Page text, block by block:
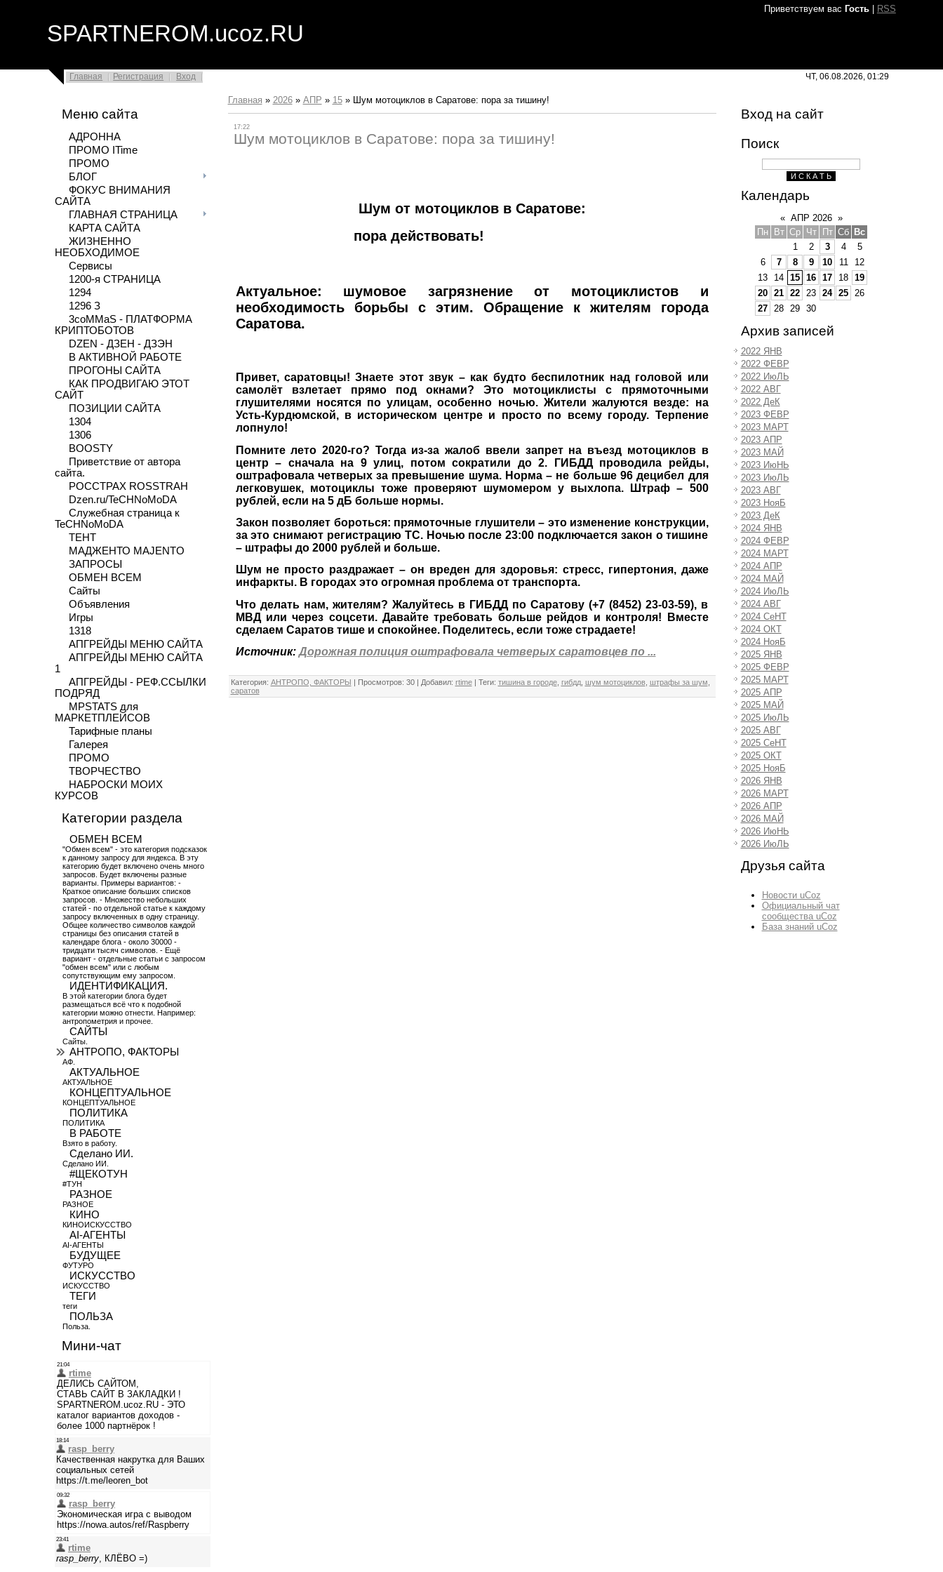
Приветствуем вас Гость| RSS
SPARTNEROM.ucoz.RU
Главная Регистрация Вход ЧТ, 06.08.2026, 01:29
Меню сайта
АДРОННА
ПРОМО ITime
ПРОМО
БЛОГ
ФОКУС ВНИМАНИЯ
САЙТА
ГЛАВНАЯ СТРАНИЦА
КАРТА САЙТА
ЖИЗНЕННО
НЕОБХОДИМОЕ
Сервисы
1200-я СТРАНИЦА
1294
1296 З
3coMMaS - ПЛАТФОРМА
КРИПТОБОТОВ
DZEN - ДЗЕН - ДЗЭН
В АКТИВНОЙ РАБОТЕ
ПРОГОНЫ САЙТА
КАК ПРОДВИГАЮ ЭТОТ
САЙТ
ПОЗИЦИИ САЙТА
1304
1306
BOOSTY
Приветствие от автора
сайта.
РОССТРАХ ROSSTRAH
Dzen.ru/TeCHNoMoDA
Служебная страница к
TeCHNoMoDA
ТЕНТ
МАДЖЕНТО MAJENTO
ЗАПРОСЫ
ОБМЕН ВСЕМ
Сайты
Объявления
Игры
1318
АПГРЕЙДЫ МЕНЮ САЙТА
АПГРЕЙДЫ МЕНЮ САЙТА
1
АПГРЕЙДЫ - РЕФ.ССЫЛКИ
ПОДРЯД
MPSTATS для
МАРКЕТПЛЕЙСОВ
Тарифные планы
Галерея
ПРОМО
ТВОРЧЕСТВО
НАБРОСКИ МОИХ
КУРСОВ
Категории раздела
ОБМЕН ВСЕМ
"Обмен всем" - это категория подсказок
к данному запросу для яндекса. В эту
категорию будет включено очень много
запросов. Будет включены разные
варианты. Примеры вариантов: -
Краткое описание больших списков
запросов. - Множество небольших
статей - по отдельной статье к каждому
запросу включенных в одну страницу.
Общее количество символов каждой
страницы без описания статей в
календаре блога - около 30000 -
тридцати тысяч символов. - Ещё
вариант - отдельные статьи с запросом
"обмен всем" или с любым
сопутствующим ему запросом.
ИДЕНТИФИКАЦИЯ.
В этой категории блога будет
размещаться всё что к подобной
категории можно отнести. Например:
антропометрия и прочее.
САЙТЫ
Сайты.
АНТРОПО, ФАКТОРЫ
АФ.
АКТУАЛЬНОЕ
АКТУАЛЬНОЕ
КОНЦЕПТУАЛЬНОЕ
КОНЦЕПТУАЛЬНОЕ
ПОЛИТИКА
ПОЛИТИКА
В РАБОТЕ
Взято в работу.
Сделано ИИ.
Сделано ИИ.
#ЩЕКОТУН
#ТУН
РАЗНОЕ
РАЗНОЕ
КИНО
КИНОИСКУССТВО
AI-АГЕНТЫ
AI-АГЕНТЫ
БУДУЩЕЕ
ФУТУРО
ИСКУССТВО
ИСКУССТВО
ТЕГИ
теги
ПОЛЬЗА
Польза.
Мини-чат
Главная » 2026 » АПР » 15 » Шум мотоциклов в Саратове: пора за тишину!
17:22
Шум мотоциклов в Саратове: пора за тишину!
Шум от мотоциклов в Саратове:
пора действовать!
Актуальное: шумовое загрязнение от мотоциклистов и
необходимость борьбы с этим. Обращение к жителям города
Саратова.
Привет, саратовцы! Знаете этот звук – как будто беспилотник над головой или
самолёт взлетает прямо под окнами? Это мотоциклисты с прямоточными
глушителями носятся по улицам, особенно ночью. Жители жалуются везде: на
Усть-Курдюмской, в историческом центре и просто по всему городу. Терпение
лопнуло!
Помните лето 2020-го? Тогда из-за жалоб ввели запрет на въезд мотоциклов в
центр – сначала на 9 улиц, потом сократили до 2. ГИБДД проводила рейды,
оштрафовала четверых за превышение шума. Норма – не больше 96 децибел для
легковушек, мотоциклы тоже проверяют шумомером у выхлопа. Штраф – 500
рублей, если на 5 дБ больше нормы.
Закон позволяет бороться: прямоточные глушители – это изменение конструкции,
за это снимают регистрацию ТС. Ночью после 23:00 подключается закон о тишине
– штрафы до 2000 рублей и больше.
Шум не просто раздражает – он вреден для здоровья: стресс, гипертония, даже
инфаркты. В городах это огромная проблема от транспорта.
Что делать нам, жителям? Жалуйтесь в ГИБДД по Саратову (+7 (8452) 23-03-59), в
МВД или через соцсети. Давайте требовать больше рейдов и контроля! Вместе
сделаем Саратов тише и спокойнее. Поделитесь, если тоже страдаете!
Источник:Дорожная полиция оштрафовала четверых саратовцев по ...
Категория: АНТРОПО, ФАКТОРЫ Просмотров: 30| Добавил: rtime Теги: тишина в городе, гибдд, шум мотоциклов, штрафы за шум
саратов
Вход на сайт
Поиск
Календарь
« АПР 2026 »
Пн
Вт Ср Чт Пт Сб Вс
1
2 3 4
5
6
7 8 9 10 11
12
13
14 15 16 17 18 19
20 21 22 23 24 25
26
27
28 29 30
Архив записей
2022 ЯНВ
2022 ФЕВР
2022 ИюЛЬ
2022 АВГ
2022 ДеК
2023 ФЕВР
2023 МАРТ
2023 АПР
2023 МАЙ
2023 ИюНЬ
2023 ИюЛЬ
2023 АВГ
2023 НояБ
2023 ДеК
2024 ЯНВ
2024 ФЕВР
2024 МАРТ
2024 АПР
2024 МАЙ
2024 ИюЛЬ
2024 АВГ
2024 СеНТ
2024 ОКТ
2024 НояБ
2025 ЯНВ
2025 ФЕВР
2025 МАРТ
2025 АПР
2025 МАЙ
2025 ИюЛЬ
2025 АВГ
2025 СеНТ
2025 ОКТ
2025 НояБ
2026 ЯНВ
2026 МАРТ
2026 АПР
2026 МАЙ
2026 ИюНЬ
2026 ИюЛЬ
Друзья сайта
Новости uCoz
Официальный чат
сообщества uCoz
База знаний uCoz